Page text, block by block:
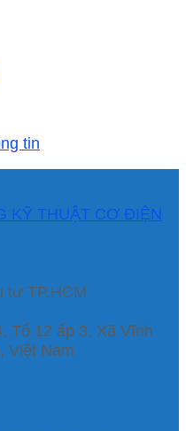
tin
KỸ THUẬT CƠ ĐIỆN
tư TP.HCM
Tổ 12 ấp 3, Xã Vĩnh
Việt Nam